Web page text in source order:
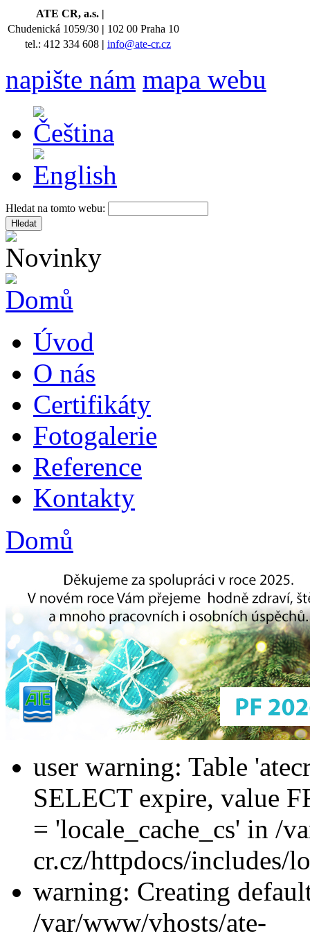
ATE CR, a.s. |
Chudenická 1059/30 | 102 00 Praha 10
tel.: 412 334 608 | info@ate-cr.cz
napište nám mapa webu
Hledat na tomto webu:
Úvod
O nás
Certifikáty
Fotogalerie
Reference
Kontakty
Domů
user warning: Table
SELECT expire, value
= 'locale_cache_cs' in /
cr.cz/httpdocs/includes/
warning: Creating
/var/www/vhosts/ate-